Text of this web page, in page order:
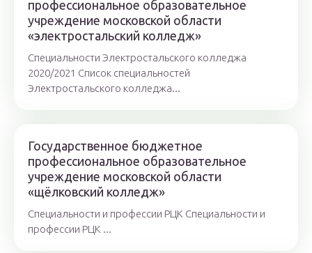
профессиональное образовательное
учреждение московской области
«электростальский колледж»
Специальности Электростальского колледжа
2020/2021 Список специальностей
Электростальского колледжа...
Государственное бюджетное
профессиональное образовательное
учреждение московской области
«щёлковский колледж»
Специальности и профессии РЦК Специальности и
профессии РЦК ...